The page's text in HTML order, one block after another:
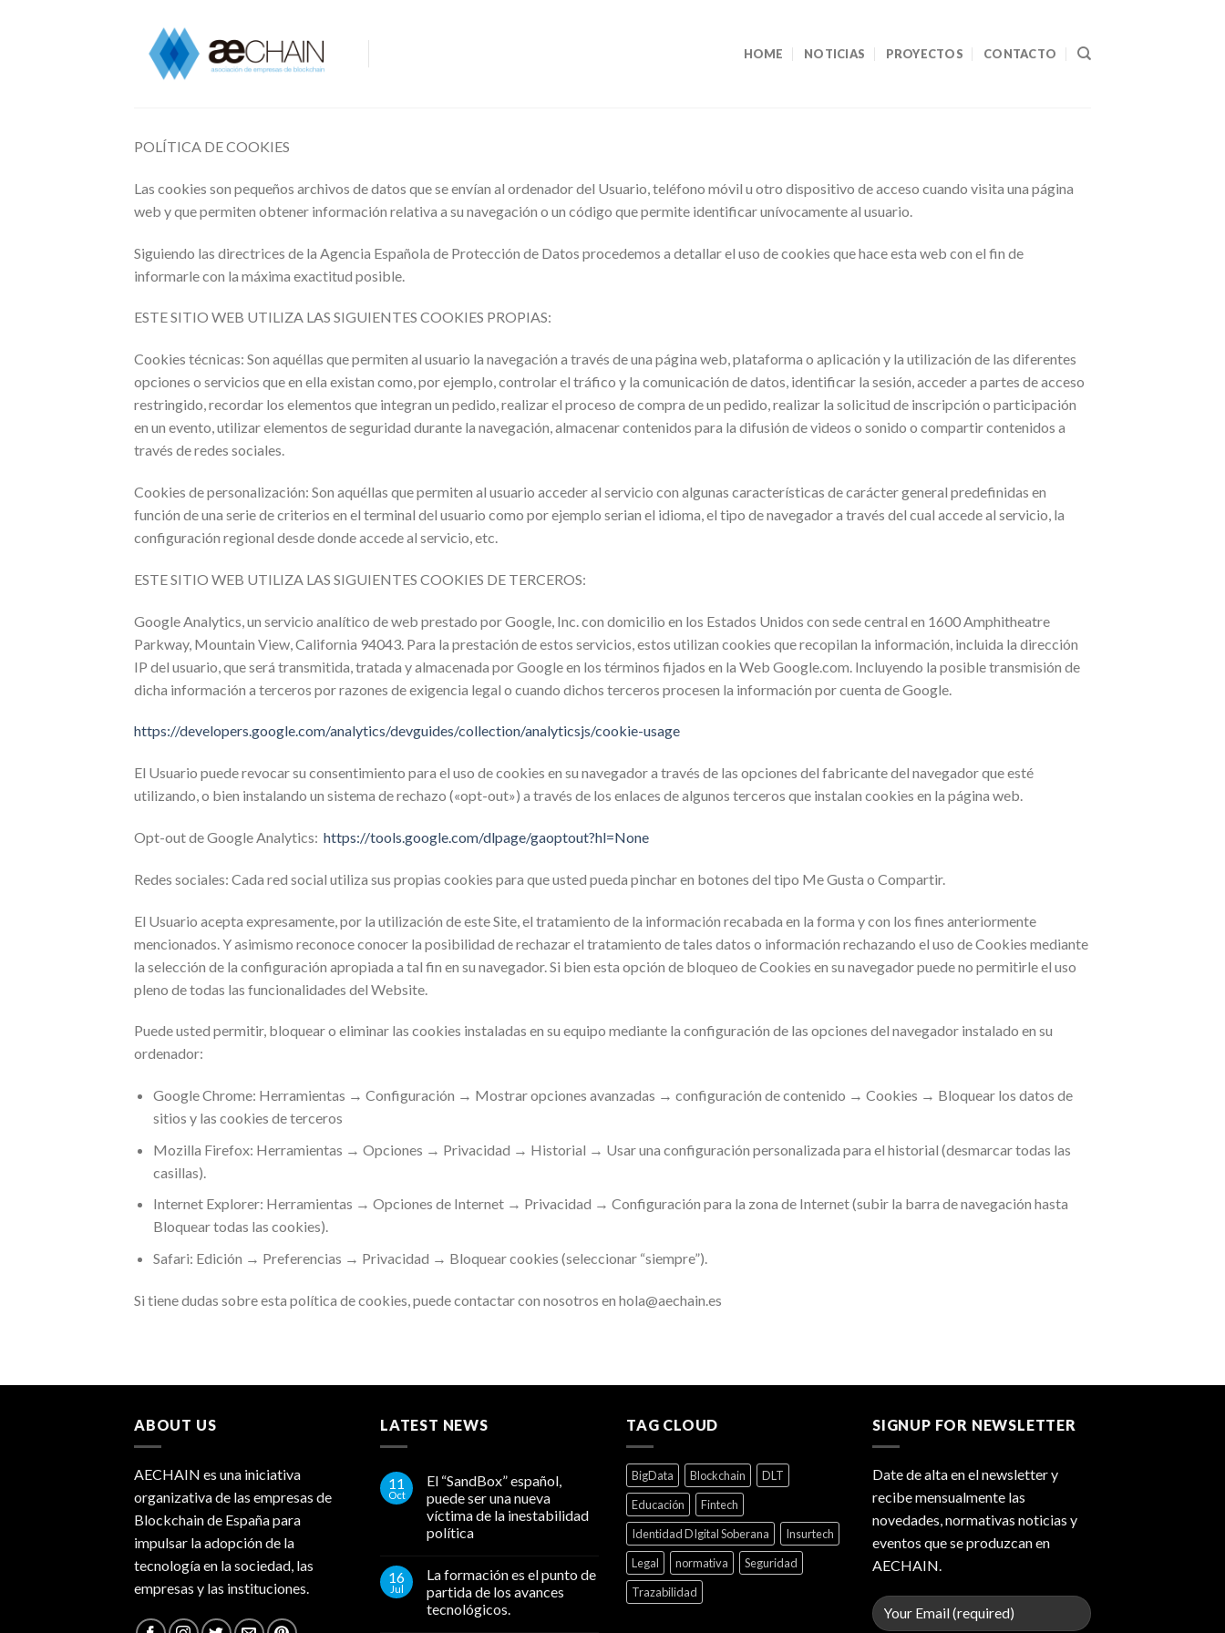
HOME NOTICIAS PROYECTOS CONTACTO
POLÍTICA DE COOKIES
Las cookies son pequeños archivos de datos que se envían al ordenador del Usuario, teléfono móvil u otro dispositivo de acceso cuando visita una página
web y que permiten obtener información relativa a su navegación o un código que permite identificar unívocamente al usuario.
Siguiendo las directrices de la Agencia Española de Protección de Datos procedemos a detallar el uso de cookies que hace esta web con el fin de
informarle con la máxima exactitud posible.
ESTE SITIO WEB UTILIZA LAS SIGUIENTES COOKIES PROPIAS:
Cookies técnicas: Son aquéllas que permiten al usuario la navegación a través de una página web, plataforma o aplicación y la utilización de las diferentes
opciones o servicios que en ella existan como, por ejemplo, controlar el tráfico y la comunicación de datos, identificar la sesión, acceder a partes de acceso
restringido, recordar los elementos que integran un pedido, realizar el proceso de compra de un pedido, realizar la solicitud de inscripción o participación
en un evento, utilizar elementos de seguridad durante la navegación, almacenar contenidos para la difusión de videos o sonido o compartir contenidos a
través de redes sociales.
Cookies de personalización: Son aquéllas que permiten al usuario acceder al servicio con algunas características de carácter general predefinidas en
función de una serie de criterios en el terminal del usuario como por ejemplo serian el idioma, el tipo de navegador a través del cual accede al servicio, la
configuración regional desde donde accede al servicio, etc.
ESTE SITIO WEB UTILIZA LAS SIGUIENTES COOKIES DE TERCEROS:
Google Analytics, un servicio analítico de web prestado por Google, Inc. con domicilio en los Estados Unidos con sede central en 1600 Amphitheatre
Parkway, Mountain View, California 94043. Para la prestación de estos servicios, estos utilizan cookies que recopilan la información, incluida la dirección
IP del usuario, que será transmitida, tratada y almacenada por Google en los términos fijados en la Web Google.com. Incluyendo la posible transmisión de
dicha información a terceros por razones de exigencia legal o cuando dichos terceros procesen la información por cuenta de Google.
https://developers.google.com/analytics/devguides/collection/analyticsjs/cookie-usage
El Usuario puede revocar su consentimiento para el uso de cookies en su navegador a través de las opciones del fabricante del navegador que esté
utilizando, o bien instalando un sistema de rechazo («opt-out») a través de los enlaces de algunos terceros que instalan cookies en la página web.
Opt-out de Google Analytics: https://tools.google.com/dlpage/gaoptout?hl=None
Redes sociales: Cada red social utiliza sus propias cookies para que usted pueda pinchar en botones del tipo Me Gusta o Compartir.
El Usuario acepta expresamente, por la utilización de este Site, el tratamiento de la información recabada en la forma y con los fines anteriormente
mencionados. Y asimismo reconoce conocer la posibilidad de rechazar el tratamiento de tales datos o información rechazando el uso de Cookies mediante
la selección de la configuración apropiada a tal fin en su navegador. Si bien esta opción de bloqueo de Cookies en su navegador puede no permitirle el uso
pleno de todas las funcionalidades del Website.
Puede usted permitir, bloquear o eliminar las cookies instaladas en su equipo mediante la configuración de las opciones del navegador instalado en su
ordenador:
Google Chrome: Herramientas → Configuración → Mostrar opciones avanzadas → configuración de contenido → Cookies → Bloquear los datos de
sitios y las cookies de terceros
Mozilla Firefox: Herramientas → Opciones → Privacidad → Historial → Usar una configuración personalizada para el historial (desmarcar todas las
casillas).
Internet Explorer: Herramientas → Opciones de Internet → Privacidad → Configuración para la zona de Internet (subir la barra de navegación hasta
Bloquear todas las cookies).
Safari: Edición → Preferencias → Privacidad → Bloquear cookies (seleccionar “siempre”).
Si tiene dudas sobre esta política de cookies, puede contactar con nosotros en hola@aechain.es
ABOUT US
AECHAIN es una iniciativa
organizativa de las empresas de
Blockchain de España para
impulsar la adopción de la
tecnología en la sociedad, las
empresas y las instituciones.
LATEST NEWS
11
Oct
El “SandBox” español,
puede ser una nueva
víctima de la inestabilidad
política
16
Jul
La formación es el punto de
partida de los avances
tecnológicos.
TAG CLOUD
BigData Blockchain
DLT
Educación
Fintech
Identidad DIgital Soberana
Insurtech
Legal
normativa
Seguridad
Trazabilidad
SIGNUP FOR NEWSLETTER
Date de alta en el newsletter y
recibe mensualmente las
novedades, normativas noticias y
eventos que se produzcan en
AECHAIN.